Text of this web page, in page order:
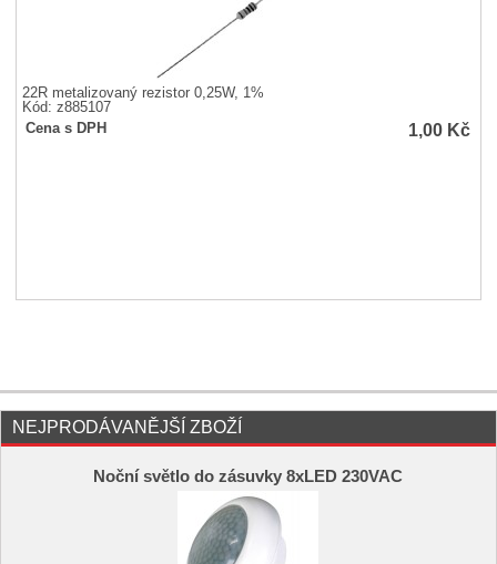
22R metalizovaný rezistor 0,25W, 1%
Kód: z885107
Cena s DPH
1,00 Kč
NEJPRODÁVANĚJŠÍ ZBOŽÍ
Noční světlo do zásuvky 8xLED 230VAC